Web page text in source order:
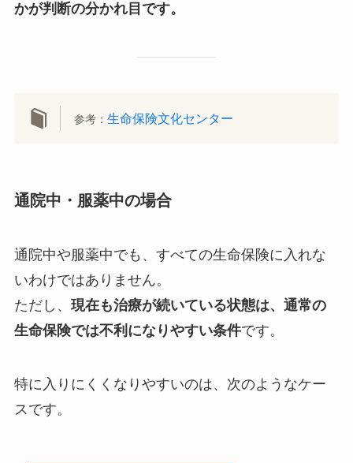
かが判断の分かれ目です。
参考：生命保険文化センター
通院中・服薬中の場合
通院中や服薬中でも、すべての生命保険に入れな
いわけではありません。
ただし、 現在も治療が続いている状態は、通常の
生命保険では不利になりやすい条件です。
特に入りにくくなりやすいのは、次のようなケー
スです。